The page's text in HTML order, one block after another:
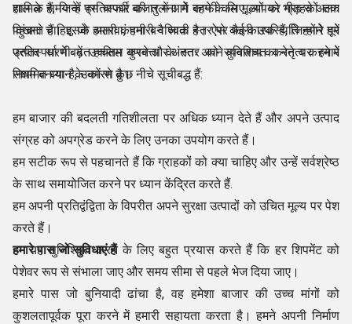
शामिल हैं, जिन्हें हम बाजार की तुलना में काफी कम मूल्यों पर ग्राहकों तक
पहुंचाते हैं। इसके अलावा, हमारी वैश्विक स्तर पर फैली उपस्थिति हमारे पूरे
उत्पाद सरणी में उच्चतम गुणवत्ता के स्तर को सुनिश्चित करने पर हमारे
नियमित ध्यान के कारण है।
हाल के समय के प्रतिस्पर्धी बाजार में आगे रहने के लिए, आपको भीड़ से अलग
दिखना चाहिए, जो हमारी कंपनी बन जाती है। ऐसे कई कारक हैं, जिन्होंने हमें
प्रतिस्पर्धा में बढ़त हासिल करने और अंततः अपने व्यवसाय का नेतृत्व करने में
सक्षम बनाया है, उनमें से कुछ नीचे सूचीबद्ध हैं:
हम बाजार की बदलती गतिशीलता पर अधिक ध्यान देते हैं और अपने उत्पाद
संग्रह को अपग्रेड करने के लिए उनका उपयोग करते हैं।
हम सटीक रूप से पहचानते हैं कि ग्राहकों को क्या चाहिए और उन्हें सर्वश्रेष्ठ
के साथ समायोजित करने पर ध्यान केंद्रित करते हैं.
हम अपनी प्रतिद्वंद्विता के विपरीत अपने सुरक्षा उत्पादों को उचित मूल्य पर पेश
करते हैं।
हम यह सुनिश्चित करने के लिए बहुत प्रयास करते हैं कि हर शिपमेंट को
पेशेवर रूप से संभाला जाए और समय सीमा से पहले भेज दिया जाए।
हमारे पास जो सुविधाएं हैं
हमारे पास जो बुनियादी ढांचा है, वह हमेशा बाजार की उच्च मांगों को
कुशलतापूर्वक पूरा करने में हमारी सहायता करता है। हमने अपनी निर्माण